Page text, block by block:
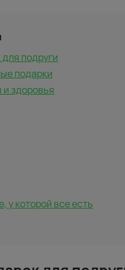
подруги
подарки
здоровья
у которой все есть